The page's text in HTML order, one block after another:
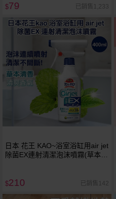
$79 已銷售1,233
日本 花王 KAO~浴室浴缸用air jet
除菌EX連射清潔泡沫噴霧(草本清
$210 已銷售142